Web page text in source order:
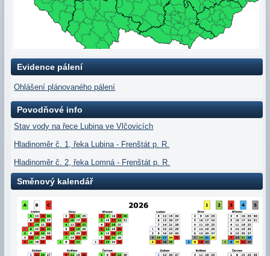
Evidence pálení
Ohlášení plánovaného pálení
Povodňové info
Stav vody na řece Lubina ve Vlčovicích
Hladinoměr č. 1, řeka Lubina - Frenštát p. R.
Hladinoměr č. 2, řeka Lomná - Frenštát p. R.
Směnový kalendář